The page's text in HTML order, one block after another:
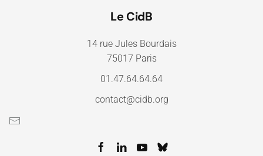
Le CidB
14 rue Jules Bourdais
75017 Paris
01.47.64.64.64
contact@cidb.org